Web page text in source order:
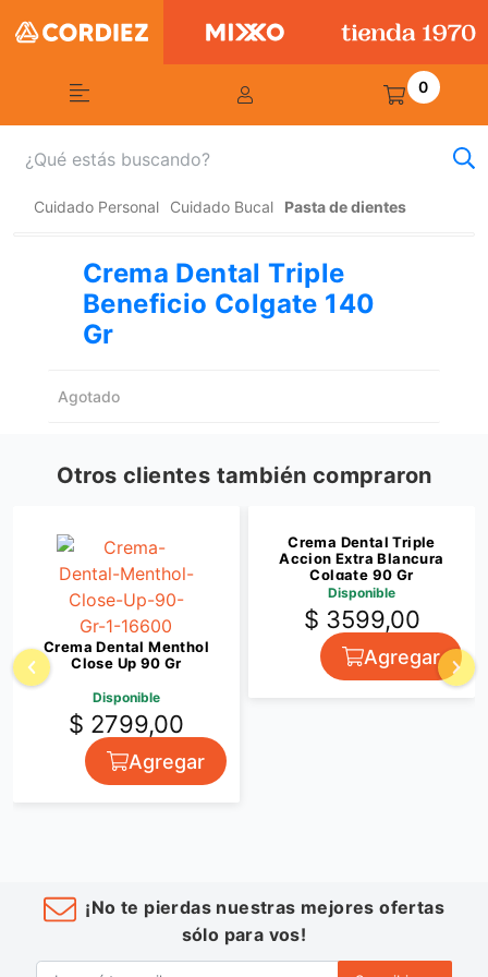
0
Cuidado Personal Cuidado Bucal Pasta de dientes
Crema Dental Triple
Beneficio Colgate 140
Gr
Agotado
Otros clientes también compraron
Crema Dental Menthol
Close Up 90 Gr
Disponible
$ 2799,00
Agregar
Crema Dental Triple
Accion Extra Blancura
Colgate 90 Gr
Disponible
$ 3599,00
Agregar
¡No te pierdas nuestras mejores ofertas
sólo para vos!